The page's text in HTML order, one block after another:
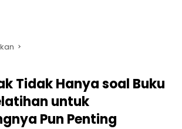
Tidak Hanya soal Buku
untuk
Pun Penting